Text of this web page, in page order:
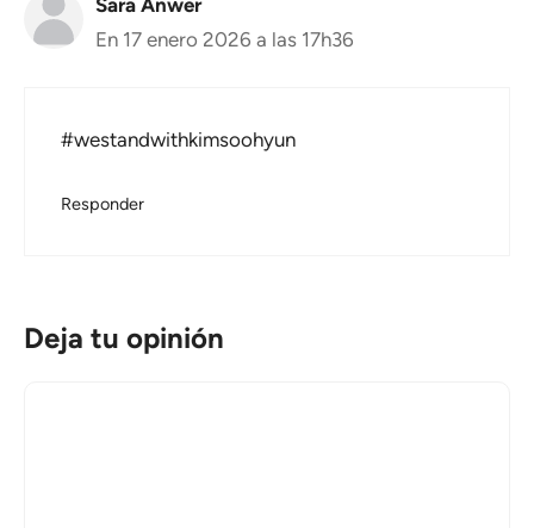
En 17 enero 2026 a las 17h36
#westandwithkimsoohyun
Responder
Deja tu opinión